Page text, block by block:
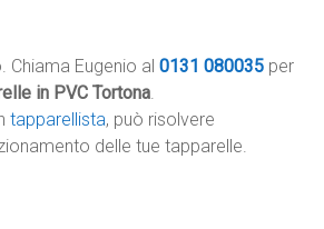
Eugenio al 0131 080035 per
in PVC Tortona.
tapparellista, può risolvere
delle tue tapparelle.